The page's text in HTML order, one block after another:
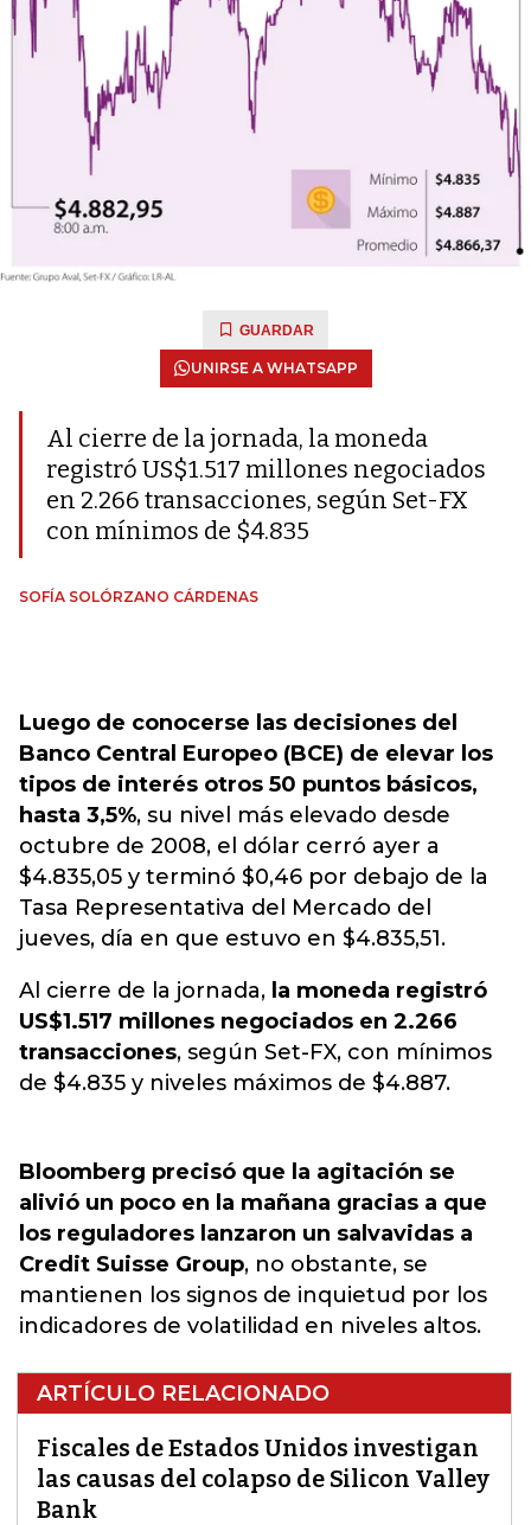
GUARDAR
UNIRSE A WHATSAPP
Al cierre de la jornada, la moneda
registró US$1.517 millones negociados
en 2.266 transacciones, según Set-FX
con mínimos de $4.835
SOFÍA SOLÓRZANO CÁRDENAS
Luego de conocerse las decisiones del
Banco Central Europeo (BCE) de elevar los
tipos de interés otros 50 puntos básicos,
hasta 3,5%, su nivel más elevado desde
octubre de 2008, el dólar cerró ayer a
$4.835,05 y terminó $0,46 por debajo de la
Tasa Representativa del Mercado del
jueves, día en que estuvo en $4.835,51.
Al cierre de la jornada, la moneda registró
US$1.517 millones negociados en 2.266
transacciones, según Set-FX, con mínimos
de $4.835 y niveles máximos de $4.887.
Bloomberg precisó que la agitación se
alivió un poco en la mañana gracias a que
los reguladores lanzaron un salvavidas a
Credit Suisse Group, no obstante, se
mantienen los signos de inquietud por los
indicadores de volatilidad en niveles altos.
ARTÍCULO RELACIONADO
Fiscales de Estados Unidos investigan
las causas del colapso de Silicon Valley
Bank